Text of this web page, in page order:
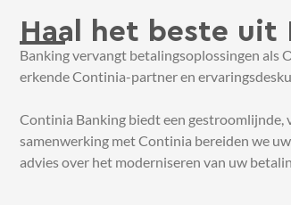
Haal het beste uit
Banking vervangt betalingsoplossingen als
erkende Continia-partner en
Continia Banking biedt een gestroomlijnde,
samenwerking met Continia bereiden we
advies over het moderniseren van uw